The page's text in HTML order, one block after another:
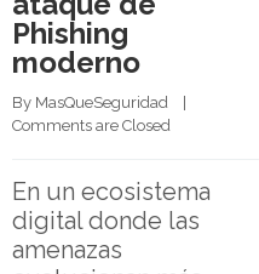
Phishing
moderno
By MasQueSeguridad
Comments are Closed
En un ecosistema
digital donde las
amenazas